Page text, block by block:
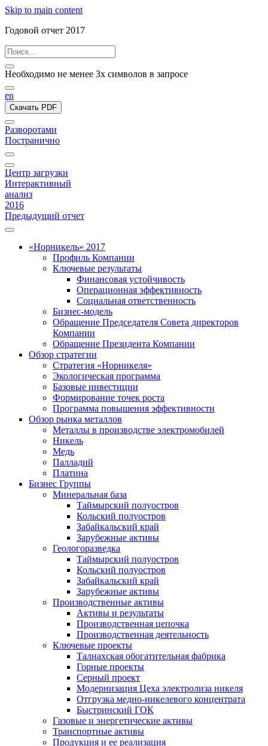
Skip to main content
Годовой отчет 2017
Необходимо не менее 3х символов в запросе
en
Скачать PDF
Разворотами
Постранично
Центр загрузки
Интерактивный
анализ
2016
Предыдущий отчет
«Норникель» 2017
Профиль Компании
Ключевые результаты
Финансовая устойчивость
Операционная эффективность
Социальная ответственность
Бизнес-модель
Обращение Председателя Совета директоров
Компании
Обращение Президента Компании
Обзор стратегии
Стратегия «Норникеля»
Экологическая программа
Базовые инвестиции
Формирование точек роста
Программа повышения эффективности
Обзор рынка металлов
Металлы в производстве электромобилей
Никель
Медь
Палладий
Платина
Бизнес Группы
Минеральная база
Таймырский полуостров
Кольский полуостров
Забайкальский край
Зарубежные активы
Геологоразведка
Таймырский полуостров
Кольский полуостров
Забайкальский край
Зарубежные активы
Производственные активы
Активы и результаты
Производственная цепочка
Производственная деятельность
Ключевые проекты
Талнахская обогатительная фабрика
Горные проекты
Серный проект
Модернизация Цеха электролиза никеля
Отгрузка медно-никелевого концентрата
Быстринский ГОК
Газовые и энергетические активы
Транспортные активы
Продукция и ее реализация